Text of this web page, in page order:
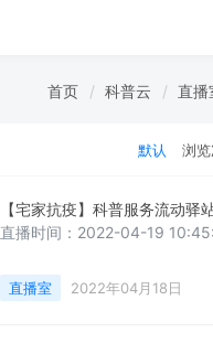
首页 科普云 直播
默认 浏
【宅家抗疫】科普服务流动驿
直播时间：2022-04-19
直播室 2022年04月18日